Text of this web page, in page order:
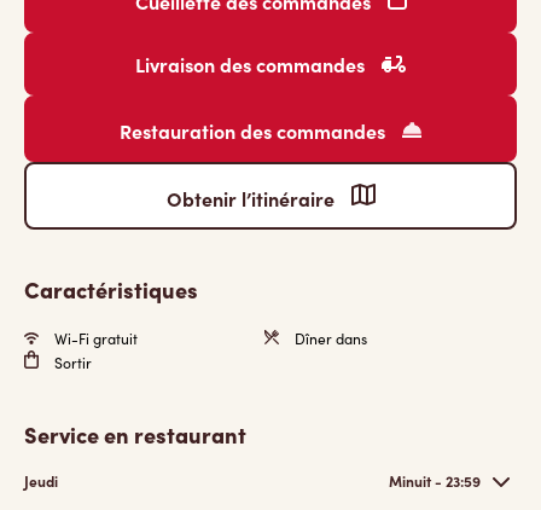
Livraison des commandes
Restauration des commandes
Obtenir l’itinéraire
Caractéristiques
Wi-Fi gratuit
Dîner dans
Sortir
Service en restaurant
Jeudi Minuit - 23:59